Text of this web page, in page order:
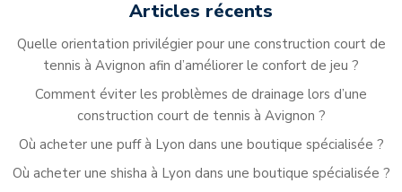
Articles récents
Quelle orientation privilégier pour une construction court de
tennis à Avignon afin d’améliorer le confort de jeu ?
Comment éviter les problèmes de drainage lors d’une
construction court de tennis à Avignon ?
Où acheter une puff à Lyon dans une boutique spécialisée ?
Où acheter une shisha à Lyon dans une boutique spécialisée ?